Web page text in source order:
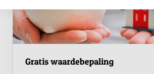
De badkamer ligt aan de voorzijde en is
ingedeeld met een ligbad met
een wastafelmeubel, een zwevend
designradiator.
Gratis waardebepaling